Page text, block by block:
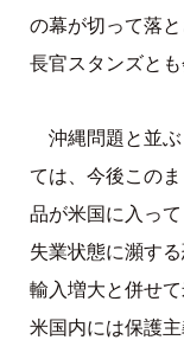
の幕が切って落
長官スタンズとも
沖縄問題と並
ては、今後この
品が米国に入っ
失業状態に瀕す
輸入増大と併せ
米国内には保護